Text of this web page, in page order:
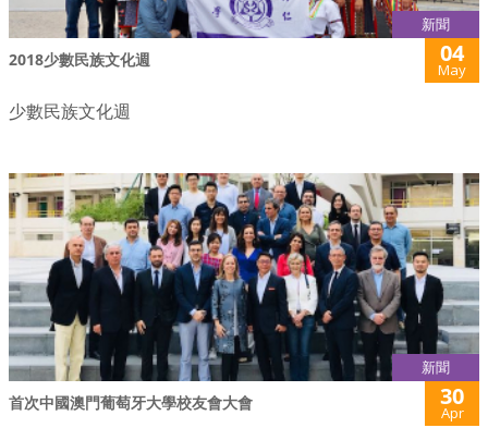
新聞
2018少數民族文化週 04
May
少數民族文化週
新聞
首次中國澳門葡萄牙大學校友會大會 30
Apr